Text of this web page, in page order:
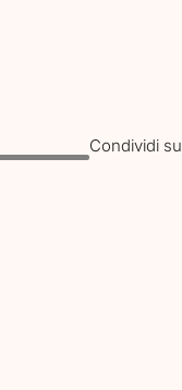
Condividi su